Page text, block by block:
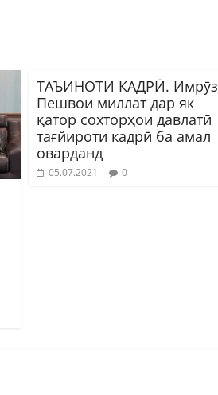
ТАЪИНОТИ КАДРӢ. Имрӯз
Пешвои миллат дар як
қатор сохторҳои давлатӣ
тағйироти кадрӣ ба амал
оварданд
05.07.2021 0